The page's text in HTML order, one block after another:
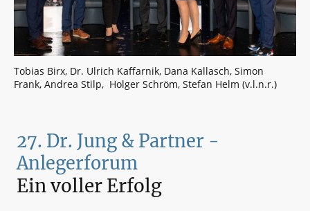
Tobias Birx, Dr. Ulrich Kaffarnik, Dana Kallasch, Simon
Frank, Andrea Stilp, Holger Schröm, Stefan Helm (v.l.n.r.)
27. Dr. Jung & Partner -
Anlegerforum
Ein voller Erfolg